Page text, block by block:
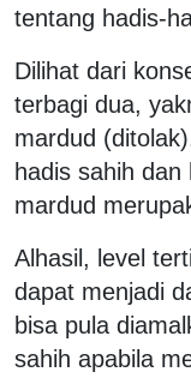
tentang hadis-
Dilihat dari
terbagi dua,
mardud
hadis sahih
mardud
Alhasil, level
dapat menjadi
bisa pula
sahih apabila